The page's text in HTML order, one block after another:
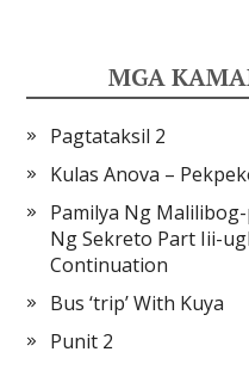
MGA
Pagtataksil 2
Kulas Anova –
Pamilya Ng
Ng Sekreto Part Iii-
Continuation
Bus ‘trip’ With Kuya
Punit 2